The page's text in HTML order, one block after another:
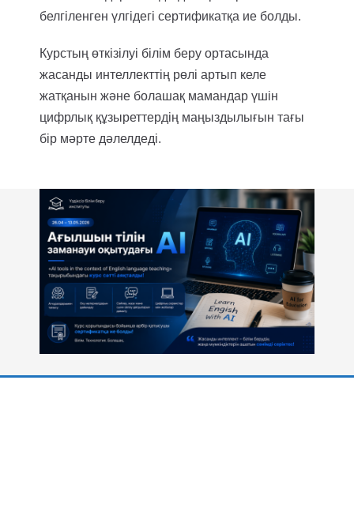
белгіленген үлгідегі сертификатқа ие болды.
Курстың өткізілуі білім беру ортасында
жасанды интеллекттің рөлі артып келе
жатқанын және болашақ мамандар үшін
цифрлық құзыреттердің маңыздылығын тағы
бір мәрте дәлелдеді.